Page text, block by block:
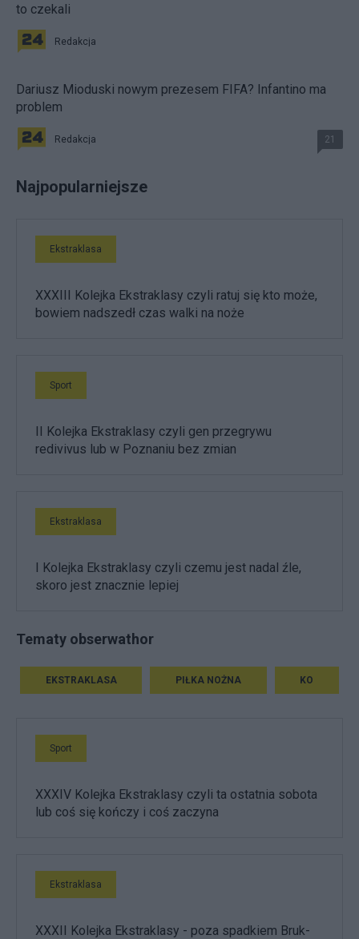
to czekali
Redakcja
Dariusz Mioduski nowym prezesem FIFA? Infantino ma
problem
Redakcja 21
Najpopularniejsze
Ekstraklasa
XXXIII Kolejka Ekstraklasy czyli ratuj się kto może,
bowiem nadszedł czas walki na noże
Sport
II Kolejka Ekstraklasy czyli gen przegrywu
redivivus lub w Poznaniu bez zmian
Ekstraklasa
I Kolejka Ekstraklasy czyli czemu jest nadal źle,
skoro jest znacznie lepiej
Tematy obserwathor
EKSTRAKLASA PIŁKA NOŻNA KO
Sport
XXXIV Kolejka Ekstraklasy czyli ta ostatnia sobota
lub coś się kończy i coś zaczyna
Ekstraklasa
XXXII Kolejka Ekstraklasy - poza spadkiem Bruk-